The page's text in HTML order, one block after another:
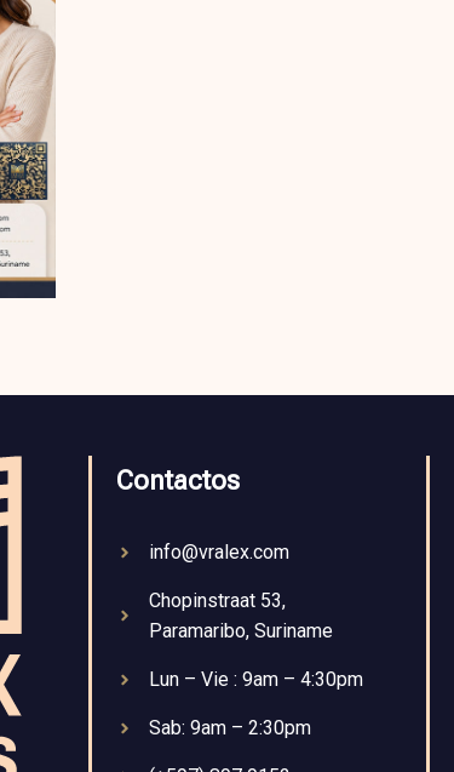
Contactos
info@vralex.com
Chopinstraat 53,
Paramaribo, Suriname
Lun – Vie : 9am – 4:30pm
Sab: 9am – 2:30pm